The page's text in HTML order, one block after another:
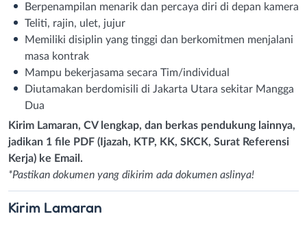
Berpenampilan menarik dan percaya diri di depan kamera
Teliti, rajin, ulet, jujur
Memiliki disiplin yang tinggi dan berkomitmen menjalani
masa kontrak
Mampu bekerjasama secara Tim/individual
Diutamakan berdomisili di Jakarta Utara sekitar Mangga
Dua
Kirim Lamaran, CV lengkap, dan berkas pendukung lainnya,
jadikan 1 file PDF (Ijazah, KTP, KK, SKCK, Surat Referensi
Kerja) ke Email.
*Pastikan dokumen yang dikirim ada dokumen aslinya!
Kirim Lamaran